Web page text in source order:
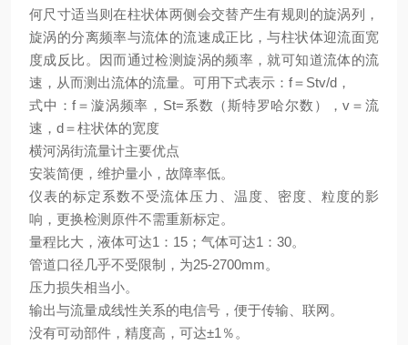
何尺寸适当则在柱状体两侧会交替产生有规则的旋涡列，
旋涡的分离频率与流体的流速成正比，与柱状体迎流面宽
度成反比。因而通过检测旋涡的频率，就可知道流体的流
速，从而测出流体的流量。可用下式表示：f＝Stv/d，
式中：f＝漩涡频率，St=系数（斯特罗哈尔数），v＝流
速，d＝柱状体的宽度
横河涡街流量计主要优点
安装简便，维护量小，故障率低。
仪表的标定系数不受流体压力、温度、密度、粒度的影
响，更换检测原件不需重新标定。
量程比大，液体可达1：15；气体可达1：30。
管道口径几乎不受限制，为25-2700mm。
压力损失相当小。
输出与流量成线性关系的电信号，便于传输、联网。
没有可动部件，精度高，可达±1％。